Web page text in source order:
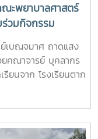
ะพยาบาลศาสตร์
วมกิจกรรม
เบญจมาศ ถาดแสง
คณาจารย์ บุคลากร
ยนจาก โรงเรียนตาก
ชั้น 4ในการนี้ ผู้
พยาบาลศาสตร